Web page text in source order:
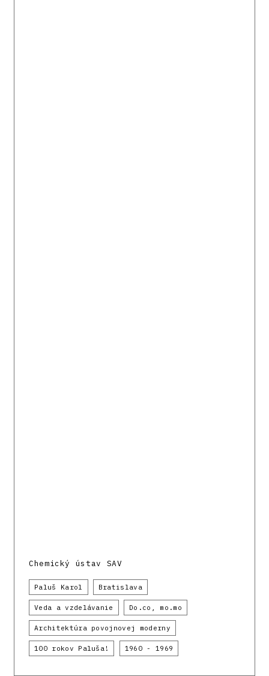
Chemický ústav SAV
Paluš Karol Bratislava
Veda a vzdelávanie Do.co, mo.mo
Architektúra povojnovej moderny
100 rokov Paluša! 1960 - 1969